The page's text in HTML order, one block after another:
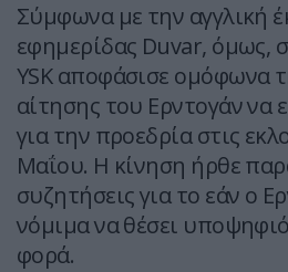
Σύμφωνα με την αγγλική
εφημερίδας Duvar, όμως,
YSK αποφάσισε ομόφωνα
αίτησης του Ερντογάν να
για την προεδρία στις
Μαΐου. Η κίνηση ήρθε
συζητήσεις για το εάν ο
νόμιμα να θέσει
φορά.